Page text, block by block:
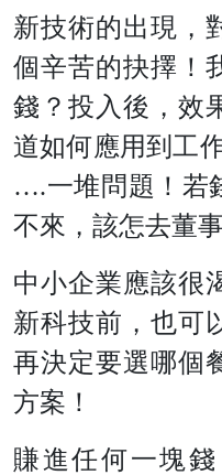
新技術的出現，
個辛苦的抉擇！
錢？投入後，效
道如何應用到工
….一堆問題！若
不來，該怎去董
中小企業應該很
新科技前，也可
再決定要選哪個
方案！
賺進任何一塊